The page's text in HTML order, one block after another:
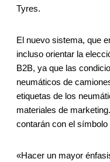
Tyres.
El nuevo sistema, que
incluso orientar la
B2B, ya que las
neumáticos de
etiquetas de los
materiales de
contarán con el símbolo
«Hacer un mayor